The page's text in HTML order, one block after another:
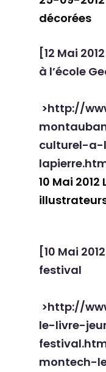
décorées
[12 Mai
à l’école
>http://
culturel-a-
10 Mai
[10 Mai
festival
>http://
le-livre-
montech-